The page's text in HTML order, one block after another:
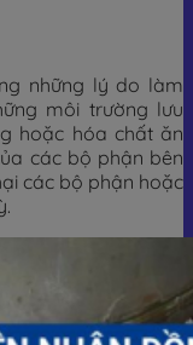
những lý do làm
môi trường lưu
hoặc hóa chất ăn
các bộ phận bên
các bộ phận hoặc